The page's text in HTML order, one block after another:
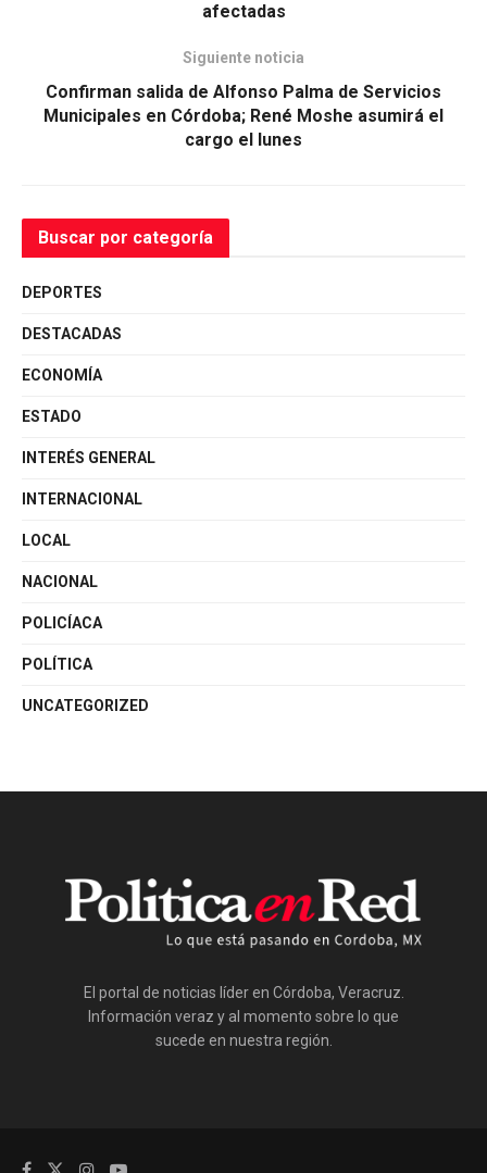
afectadas
Siguiente noticia
Confirman salida de Alfonso Palma de Servicios
Municipales en Córdoba; René Moshe asumirá el
cargo el lunes
Buscar por categoría
DEPORTES
DESTACADAS
ECONOMÍA
ESTADO
INTERÉS GENERAL
INTERNACIONAL
LOCAL
NACIONAL
POLICÍACA
POLÍTICA
UNCATEGORIZED
El portal de noticias líder en Córdoba, Veracruz.
Información veraz y al momento sobre lo que
sucede en nuestra región.